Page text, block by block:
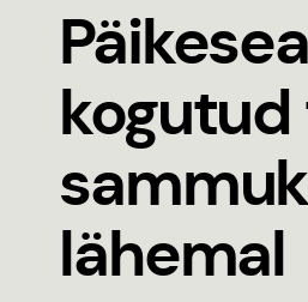
Inseneeria
Stiilijuhend
lähemal